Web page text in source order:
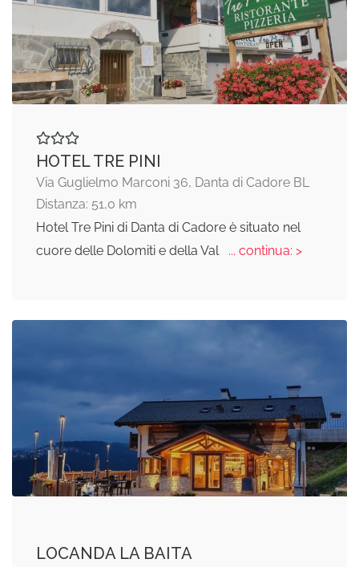
HOTEL TRE PINI
Via Guglielmo Marconi 36, Danta di Cadore BL
Distanza: 51,0 km
Hotel Tre Pini di Danta di Cadore è situato nel
cuore delle Dolomiti e della Val
... continua: >
LOCANDA LA BAITA